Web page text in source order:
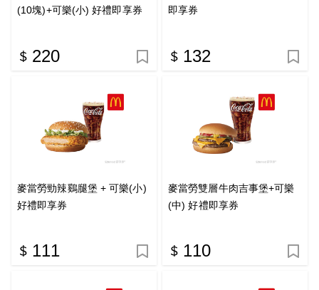
(10塊)+可樂(小) 好禮即享券
220
即享券
132
麥當勞勁辣鷄腿堡 + 可樂(小)
好禮即享券
111
麥當勞雙層牛肉吉事堡+可樂
(中) 好禮即享券
110